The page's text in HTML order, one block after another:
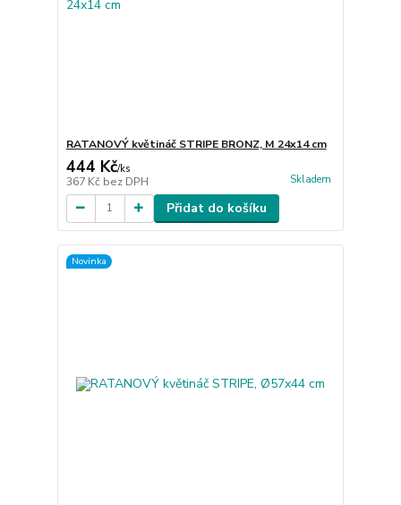
RATANOVÝ květináč STRIPE BRONZ, M 24x14 cm
444 Kč/ks
367 Kč bez DPH Skladem
Přidat do košíku
Novinka